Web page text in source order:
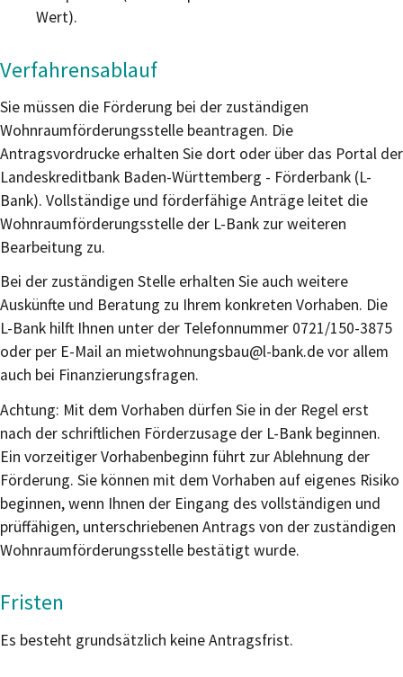
Wert).
Verfahrensablauf
Sie müssen die Förderung bei der zuständigen
Wohnraumförderungsstelle beantragen. Die
Antragsvordrucke erhalten Sie dort oder über das Portal der
Landeskreditbank Baden-Württemberg - Förderbank (L-
Bank). Vollständige und förderfähige Anträge leitet die
Wohnraumförderungsstelle der L-Bank zur weiteren
Bearbeitung zu.
Bei der zuständigen Stelle erhalten Sie auch weitere
Auskünfte und Beratung zu Ihrem konkreten Vorhaben. Die
L-Bank hilft Ihnen unter der Telefonnummer 0721/150-3875
oder per E-Mail an mietwohnungsbau@l-bank.de vor allem
auch bei Finanzierungsfragen.
Achtung: Mit dem Vorhaben dürfen Sie in der Regel erst
nach der schriftlichen Förderzusage der L-Bank beginnen.
Ein vorzeitiger Vorhabenbeginn führt zur Ablehnung der
Förderung. Sie können mit dem Vorhaben auf eigenes Risiko
beginnen, wenn Ihnen der Eingang des vollständigen und
prüffähigen, unterschriebenen Antrags von der zuständigen
Wohnraumförderungsstelle bestätigt wurde.
Fristen
Es besteht grundsätzlich keine Antragsfrist.